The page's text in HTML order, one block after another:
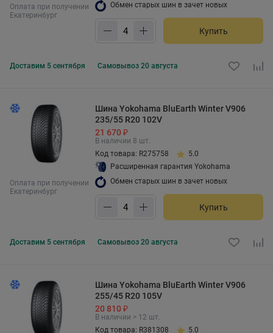
Оплата при получении
Екатеринбург
Обмен старых шин в зачет новых
Купить
Доставим 5 сентября Самовывоз 20 августа
Оплата при получении
Екатеринбург
Шина Yokohama BluEarth Winter V906
235/55 R20 102V
21 670 ₽
В наличии 8 шт.
Код товара: R275758
5.0
Расширенная гарантия Yokohama
Обмен старых шин в зачет новых
Купить
Доставим 5 сентября Самовывоз 20 августа
Шина Yokohama BluEarth Winter V906
255/45 R20 105V
20 810 ₽
В наличии > 12 шт.
Код товара: R381308
5.0